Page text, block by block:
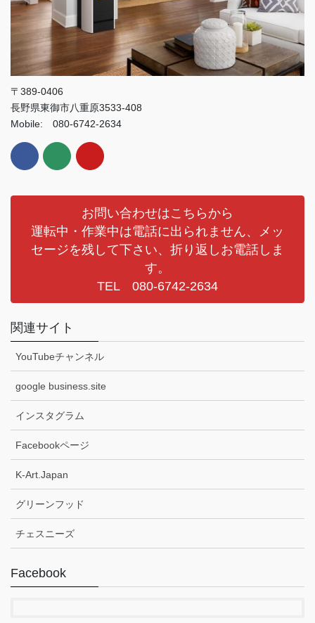
〒389-0406
長野県東御市八重原3533-408
Mobile: 080-6742-2634
お問い合わせはこちらから
運転中・作業中は電話に出られません、メッ
セージを残して下さい、折り返しお電話しま
す。
TEL 080-6742-2634
関連サイト
YouTubeチャンネル
google business.site
インスタグラム
Facebookページ
K-Art.Japan
グリーンフッド
チェスニーズ
Facebook